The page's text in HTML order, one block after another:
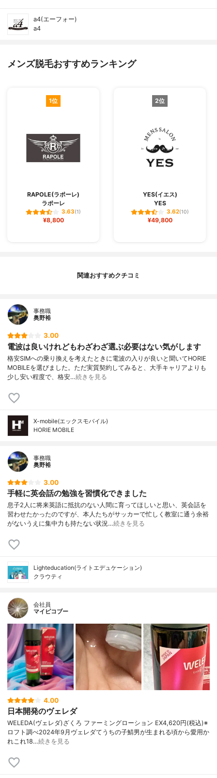
a4(エーフォー)
a4
メンズ脱毛おすすめランキング
1位
RAPOLE(ラポーレ)
ラポーレ
3.63(1)
¥8,800
2位
YES(イエス)
YES
3.62(10)
¥49,800
関連おすすめクチコミ
事務職
奥野裕
3.00
電波は良いけれどもわざわざ選ぶ必要はない気がします
格安SIMへの乗り換えを考えたときに電波の入りが良いと聞いてHORIE
MOBILEを選びました。ただ実質契約してみると、大手キャリアよりも
少し安い程度で、格安…続きを見る
X-mobile(エックスモバイル)
HORIE MOBILE
事務職
奥野裕
3.00
手軽に英会話の勉強を習慣化できました
息子2人に将来英語に抵抗のない人間に育ってほしいと思い、英会話を
習わせたかったのですが、本人たちがサッカーで忙しく教室に通う余裕
がないうえに集中力も持たない状況…続きを見る
Lighteducation(ライトエデュケーション)
クラウティ
会社員
マイピコブー
4.00
日本開発のヴェレダ
WELEDA(ヴェレダ)ざくろ ファーミングローション EX4,620円(税込)※
ロフト調べ2024年9月ヴェレダてうちの子鯖男が生まれる頃から愛用か
れこれ18…続きを見る